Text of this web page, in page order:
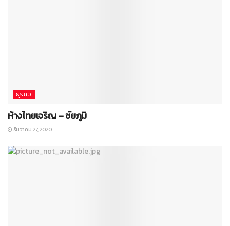
ธุรกิจ
ห้างไทยเจริญ – ชัยภูมิ
ธันวาคม 27, 2020